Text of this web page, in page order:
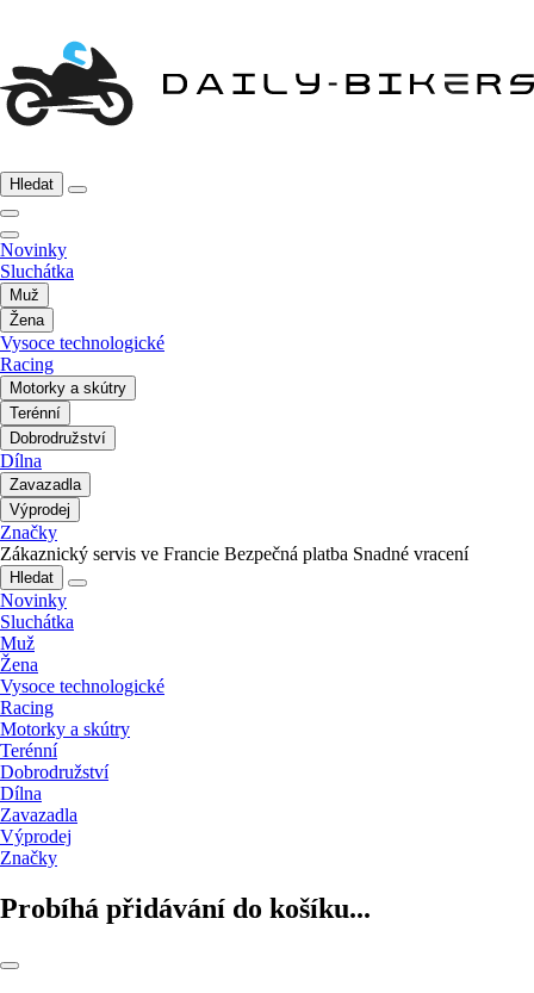
Hledat
Novinky
Sluchátka
Muž
Žena
Vysoce technologické
Racing
Motorky a skútry
Terénní
Dobrodružství
Dílna
Zavazadla
Výprodej
Značky
Zákaznický servis ve Francie Bezpečná platba Snadné vracení
Hledat
Novinky
Sluchátka
Muž
Žena
Vysoce technologické
Racing
Motorky a skútry
Terénní
Dobrodružství
Dílna
Zavazadla
Výprodej
Značky
Probíhá přidávání do košíku...